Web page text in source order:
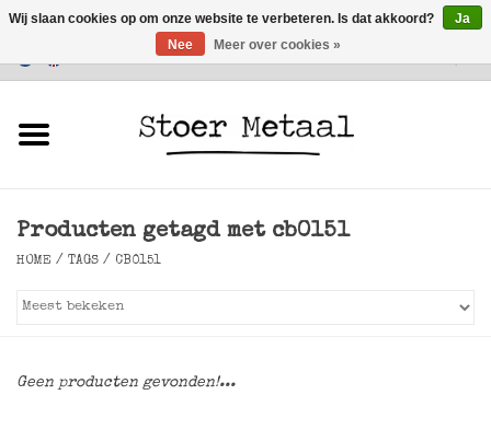
Klantenservice
Verlichting
Producten getagd met cb0151
HOME / TAGS / CB0151
Geen producten gevonden!...
Wij slaan cookies op om onze website te verbeteren. Is dat akkoord?
Ja
Nee
Meer over cookies »